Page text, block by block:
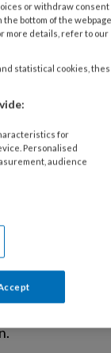
Medisch
en
gewicht
15 kg/m
orale
te groot.
de
or withdraw consent
bottom of the
more details, refer to our
statistical cookies,
for
Personalised
audience